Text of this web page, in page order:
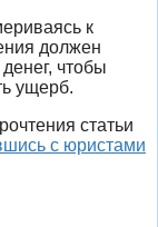
к
должен
чтобы
ущерб.
статьи
с юристами